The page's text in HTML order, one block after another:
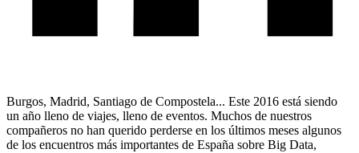
Burgos, Madrid, Santiago de Compostela... Este 2016 está siendo
un año lleno de viajes, lleno de eventos. Muchos de nuestros
compañeros no han querido perderse en los últimos meses algunos
de los encuentros más importantes de España sobre Big Data,